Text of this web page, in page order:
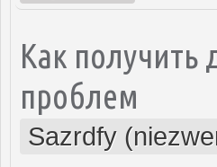
Как
проблем
Sazrdfy